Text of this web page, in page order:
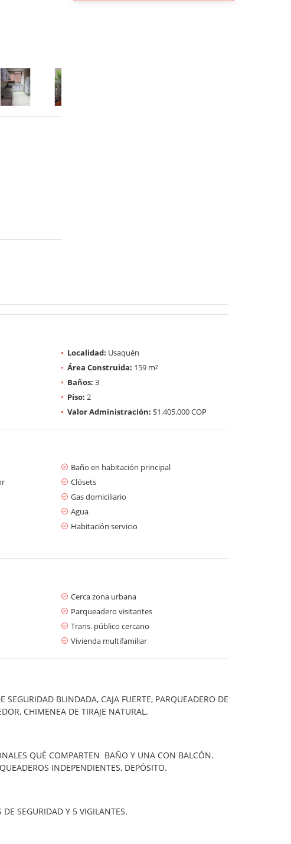
Localidad: Usaquén
Área Construida: 159 m²
Baños: 3
Piso: 2
Valor Administración: $1.405.000 COP
Baño en habitación principal
Clósets
Gas domiciliario
Agua
Habitación servicio
Cerca zona urbana
Parqueadero visitantes
Trans. público cercano
Vivienda multifamiliar
BLINDADA, CAJA FUERTE, PARQUEADERO DE
CHIMENEA DE TIRAJE NATURAL.
QUÉ COMPARTEN BAÑO Y UNA CON BALCÓN.
INDEPENDIENTES, DEPÓSITO.
DE SEGURIDAD Y 5 VIGILANTES.